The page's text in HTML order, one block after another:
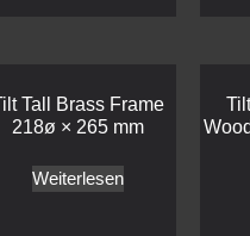
Tall Brass Frame
218ø × 265 mm
Weiterlesen